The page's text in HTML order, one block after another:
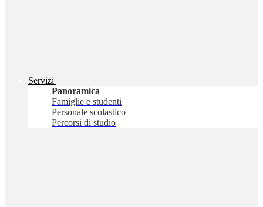
Servizi
Panoramica
Famiglie e studenti
Personale scolastico
Percorsi di studio